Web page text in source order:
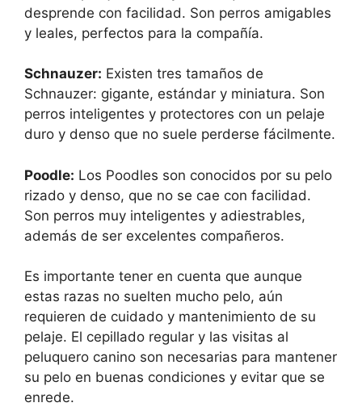
desprende con facilidad. Son perros amigables
y leales, perfectos para la compañía.
Schnauzer: Existen tres tamaños de
Schnauzer: gigante, estándar y miniatura. Son
perros inteligentes y protectores con un pelaje
duro y denso que no suele perderse fácilmente.
Poodle: Los Poodles son conocidos por su pelo
rizado y denso, que no se cae con facilidad.
Son perros muy inteligentes y adiestrables,
además de ser excelentes compañeros.
Es importante tener en cuenta que aunque
estas razas no suelten mucho pelo, aún
requieren de cuidado y mantenimiento de su
pelaje. El cepillado regular y las visitas al
peluquero canino son necesarias para mantener
su pelo en buenas condiciones y evitar que se
enrede.